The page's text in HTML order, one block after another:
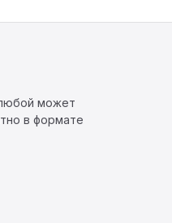
может
в формате